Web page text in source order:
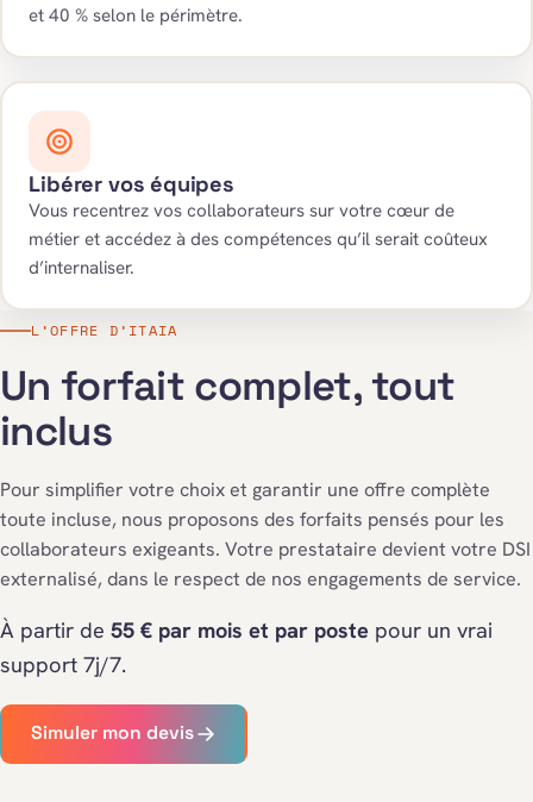
et 40 % selon le périmètre.
Libérer vos équipes
Vous recentrez vos collaborateurs sur votre cœur de
métier et accédez à des compétences qu’il serait coûteux
d’internaliser.
L’OFFRE D’ITAIA
Un forfait complet, tout
inclus
Pour simplifier votre choix et garantir une offre complète
toute incluse, nous proposons des forfaits pensés pour les
collaborateurs exigeants. Votre prestataire devient votre DSI
externalisé, dans le respect de nos engagements de service.
À partir de 55 € par mois et par poste pour un vrai
support 7j/7.
Simuler mon devis